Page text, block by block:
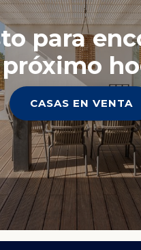
para
CASAS EN VENTA